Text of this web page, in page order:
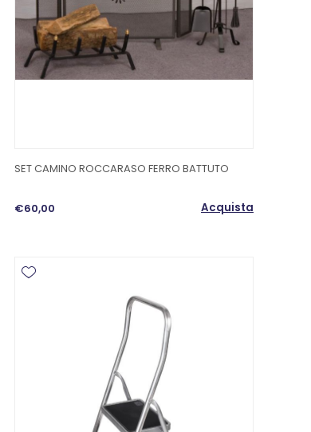
SET CAMINO ROCCARASO FERRO BATTUTO
€60,00 Acquista